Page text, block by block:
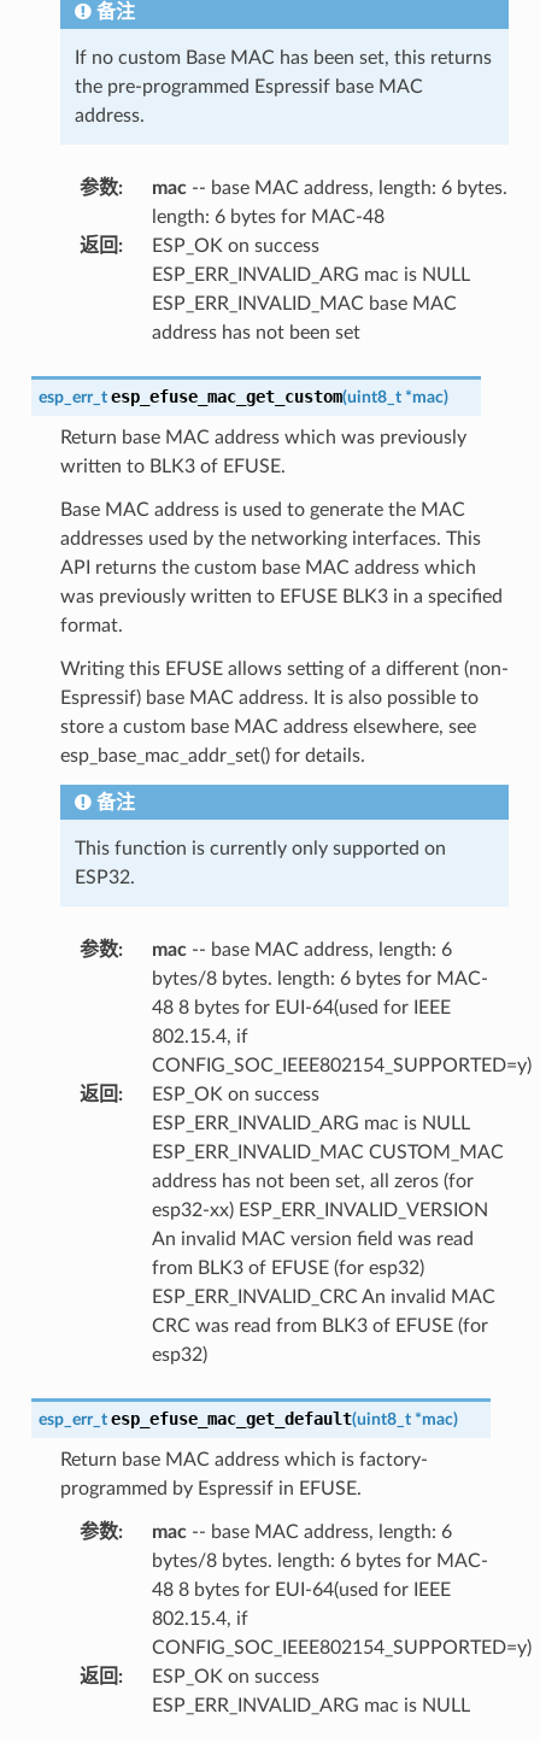
备注
If no custom Base MAC has been set, this returns
the pre-programmed Espressif base MAC
address.
参数: mac-- base MAC address, length: 6 bytes.
length: 6 bytes for MAC-48
返回 :
ESP_OK on success
ESP_ERR_INVALID_ARG mac is NULL
ESP_ERR_INVALID_MAC base MAC
address has not been set
esp_err_t esp_efuse_mac_get_custom(uint8_t *mac)
Return base MAC address which was previously
written to BLK3 of EFUSE.
Base MAC address is used to generate the MAC
addresses used by the networking interfaces. This
API returns the custom base MAC address which
was previously written to EFUSE BLK3 in a specified
format.
Writing this EFUSE allows setting of a different (non-
Espressif) base MAC address. It is also possible to
store a custom base MAC address elsewhere, see
esp_base_mac_addr_set() for details.
备注
This function is currently only supported on
ESP32.
参数: mac-- base MAC address, length: 6
bytes/8 bytes. length: 6 bytes for MAC-
48 8 bytes for EUI-64(used for IEEE
802.15.4, if
CONFIG_SOC_IEEE802154_SUPPORTED=y)
返回 :
ESP_OK on success
ESP_ERR_INVALID_ARG mac is NULL
ESP_ERR_INVALID_MAC CUSTOM_MAC
address has not been set, all zeros (for
esp32-xx) ESP_ERR_INVALID_VERSION
An invalid MAC version field was read
from BLK3 of EFUSE (for esp32)
ESP_ERR_INVALID_CRC An invalid MAC
CRC was read from BLK3 of EFUSE (for
esp32)
esp_err_t esp_efuse_mac_get_default(uint8_t *mac)
Return base MAC address which is factory-
programmed by Espressif in EFUSE.
参数: mac-- base MAC address, length: 6
bytes/8 bytes. length: 6 bytes for MAC-
48 8 bytes for EUI-64(used for IEEE
802.15.4, if
CONFIG_SOC_IEEE802154_SUPPORTED=y)
返回 :
ESP_OK on success
ESP_ERR_INVALID_ARG mac is NULL